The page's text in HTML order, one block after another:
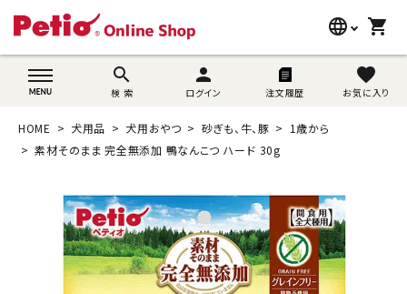
language
wovn-lang-name
shopping_cart
search
検 索
person
ログイン 注文履歴
favorite
お気に入り
search
猫用品
ブランド別に探す
目的別に探す
HOME 犬用品 犬用おやつ 砂ぎも、牛、豚
1歳から
素材そのまま 完全無添加 鴨なんこつ ハード 30g